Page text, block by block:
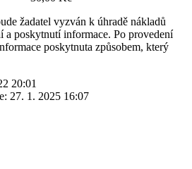
žadatel vyzván k úhradě nákladů
a poskytnutí informace. Po provedení
poskytnuta způsobem, který
20:01
27. 1. 2025 16:07